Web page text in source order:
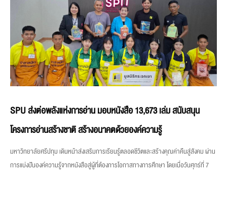
SPU ส่งต่อพลังแห่งการอ่าน มอบหนังสือ 13,673 เล่ม สนับสนุน
โครงการอ่านสร้างชาติ สร้างอนาคตด้วยองค์ความรู้
มหาวิทยาลัยศรีปทุม เดินหน้าส่งเสริมการเรียนรู้ตลอดชีวิตและสร้างคุณค่าคืนสู่สังคม ผ่าน
การแบ่งปันองค์ความรู้จากหนังสือสู่ผู้ที่ต้องการโอกาสทางการศึกษา โดยเมื่อวันศุกร์ที่ 7